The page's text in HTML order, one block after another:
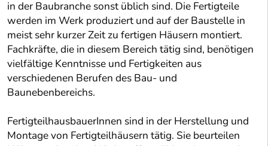
in der Baubranche sonst üblich sind. Die Fertigteile
werden im Werk produziert und auf der Baustelle in
meist sehr kurzer Zeit zu fertigen Häusern montiert.
Fachkräfte, die in diesem Bereich tätig sind, benötigen
vielfältige Kenntnisse und Fertigkeiten aus
verschiedenen Berufen des Bau- und
Baunebenbereichs.
FertigteilhausbauerInnen sind in der Herstellung und
Montage von Fertigteilhäusern tätig. Sie beurteilen